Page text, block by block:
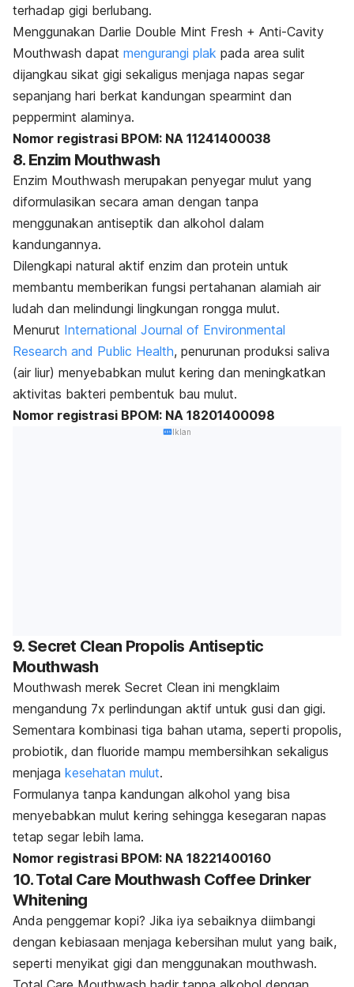
terhadap gigi berlubang.
Menggunakan Darlie Double Mint Fresh + Anti-Cavity
Mouthwash dapat mengurangi plak pada area sulit
dijangkau sikat gigi sekaligus menjaga napas segar
sepanjang hari berkat kandungan spearmint dan
peppermint alaminya.
Nomor registrasi BPOM: NA 11241400038
8. Enzim Mouthwash
Enzim Mouthwash merupakan penyegar mulut yang
diformulasikan secara aman dengan tanpa
menggunakan antiseptik dan alkohol dalam
kandungannya.
Dilengkapi natural aktif enzim dan protein untuk
membantu memberikan fungsi pertahanan alamiah air
ludah dan melindungi lingkungan rongga mulut.
Menurut International Journal of Environmental
Research and Public Health, penurunan produksi saliva
(air liur) menyebabkan mulut kering dan meningkatkan
aktivitas bakteri pembentuk bau mulut.
Nomor registrasi BPOM: NA 18201400098
Iklan
9. Secret Clean Propolis Antiseptic
Mouthwash
Mouthwash merek Secret Clean ini mengklaim
mengandung 7x perlindungan aktif untuk gusi dan gigi.
Sementara kombinasi tiga bahan utama, seperti propolis,
probiotik, dan fluoride mampu membersihkan sekaligus
menjaga kesehatan mulut.
Formulanya tanpa kandungan alkohol yang bisa
menyebabkan mulut kering sehingga kesegaran napas
tetap segar lebih lama.
Nomor registrasi BPOM: NA 18221400160
10. Total Care Mouthwash Coffee Drinker
Whitening
Anda penggemar kopi? Jika iya sebaiknya diimbangi
dengan kebiasaan menjaga kebersihan mulut yang baik,
seperti menyikat gigi dan menggunakan mouthwash.